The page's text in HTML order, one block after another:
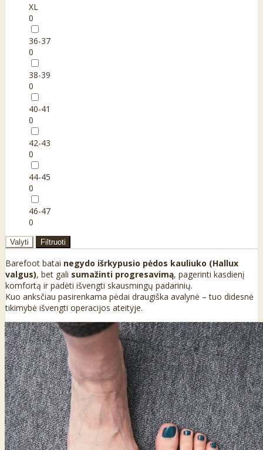
XL
0
36-37
0
38-39
0
40-41
0
42-43
0
44-45
0
46-47
0
Valyti Filtruoti
Barefoot batai negydo išrkypusio pėdos kauliuko (Hallux
valgus), bet gali sumažinti progresavimą, pagerinti kasdienį
komfortą ir padėti išvengti skausmingų padarinių.
Kuo anksčiau pasirenkama pėdai draugiška avalynė – tuo didesnė
tikimybė išvengti operacijos ateityje.